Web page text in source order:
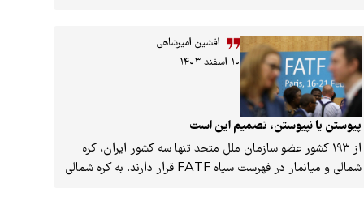
افشین امیرشاهی
۱۰ اسفند ۱۴۰۳
پیوستن یا نپیوستن، تصمیم این است
از ۱۹۳ کشور عضو سازمان ملل متحد تنها سه کشور ایران، کره
شمالی و میانمار در فهرست سیاه FATF قرار دارند. به کره شمالی